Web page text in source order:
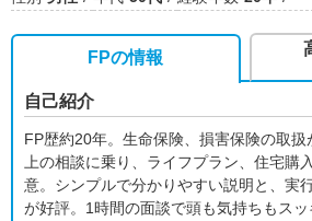
FPの情報
自己紹介
FP歴約20年。生命保険、損害保険の取
上の相談に乗り、ライフプラン、住宅購
意。シンプルで分かりやすい説明と、実
が好評。1時間の面談で頭も気持ちもス